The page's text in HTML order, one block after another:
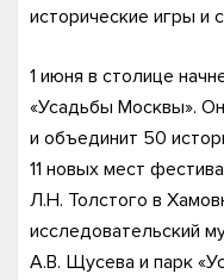
исторические игры и
1 июня в столице
«Усадьбы Москвы».
и объединит 50
11 новых мест
Л.Н. Толстого в
исследовательский
А.В. Щусева и парк